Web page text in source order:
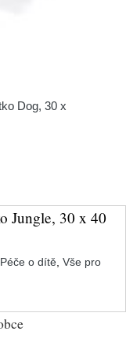
Dog, 30 x
Jungle, 30 x 40
Péče o dítě Vše pro